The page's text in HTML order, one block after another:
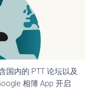
簿 = 闪退
的网友，可能就要暂
国内的 PTT 论坛以及
相簿 App 开启